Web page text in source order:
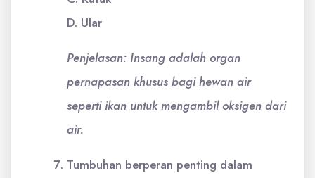
D. Ular
Penjelasan: Insang adalah organ
pernapasan khusus bagi hewan air
seperti ikan untuk mengambil oksigen dari
air.
Tumbuhan berperan penting dalam